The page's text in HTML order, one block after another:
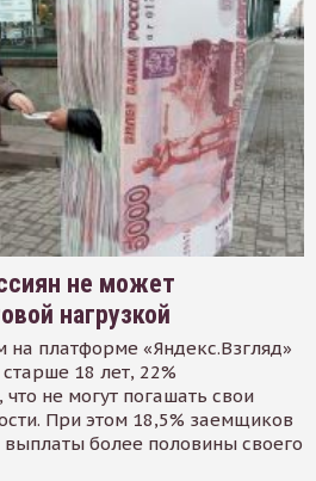
не может
нагрузкой
платформе «Яндекс.Взгляд»
18 лет, 22%
не могут погашать свои
При этом 18,5% заемщиков
более половины своего